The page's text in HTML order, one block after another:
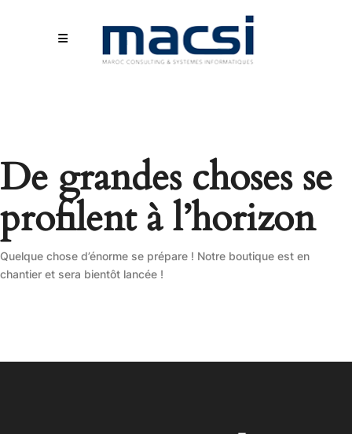
De grandes choses se
profilent à l’horizon
Quelque chose d’énorme se prépare ! Notre boutique est en
chantier et sera bientôt lancée !